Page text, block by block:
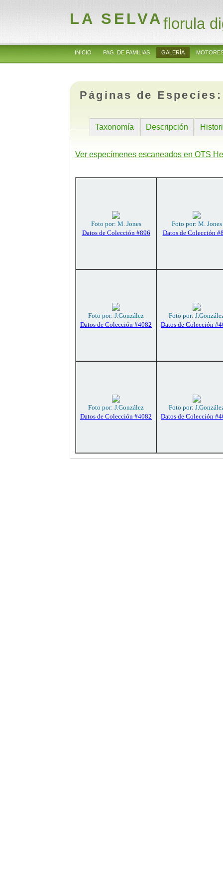
LA SELVAflorula
INICIO PAG. DE FAMILIAS GALERÍA
Páginas de
Taxonomía Descripción
Ver especímenes escaneados en OTS
Foto por: M. Jones
Datos de Colección #896
Foto por: M. Jones
Datos de Colección
Foto por: J.González
Datos de Colección #4082
Foto por:
Datos de Colección
Foto por: J.González
Datos de Colección #4082
Foto por:
Datos de Colección